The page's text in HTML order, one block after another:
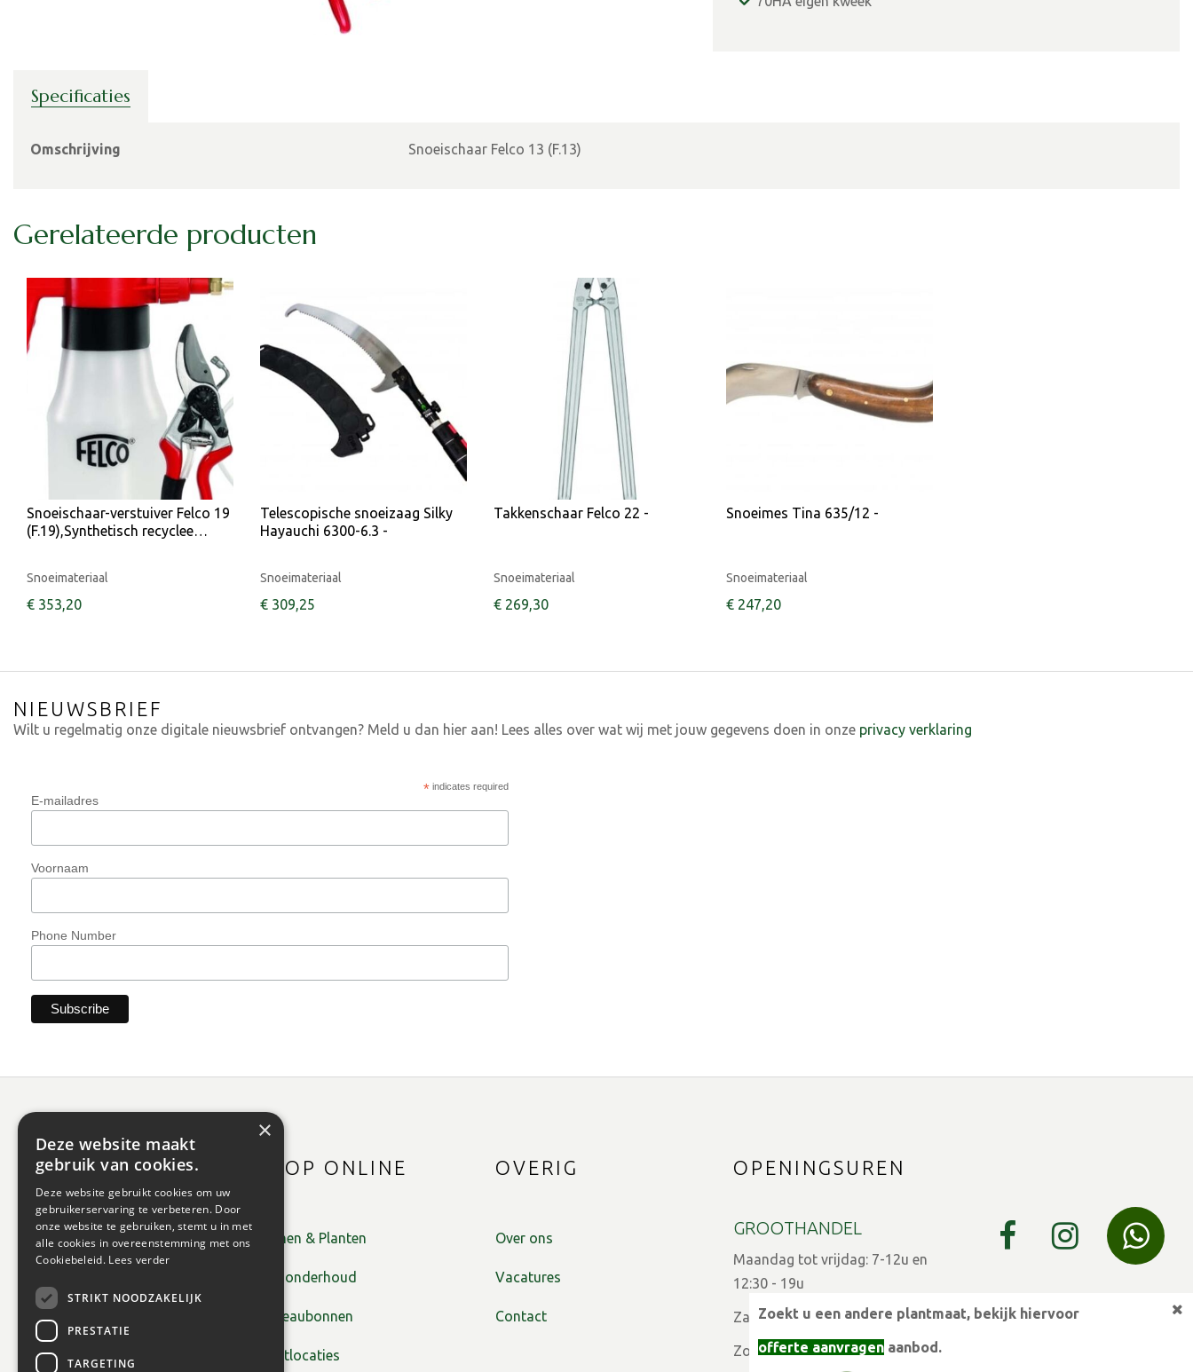
Specificaties
Omschrijving Snoeischaar Felco 13 (F.13)
Gerelateerde producten
Snoeischaar-verstuiver Felco 19
(F.19),Synthetisch recyclee…
Snoeimateriaal
€ 353,20
Telescopische snoeizaag Silky
Hayauchi 6300-6.3 -
Snoeimateriaal
€ 309,25
Takkenschaar Felco 22 -
Snoeimateriaal
€ 269,30
Snoeimes Tina 635/12 -
Snoeimateriaal
€ 247,20
NIEUWSBRIEF
Wilt u regelmatig onze digitale nieuwsbrief ontvangen? Meld u dan hier aan! Lees alles over wat wij met jouw gegevens doen in onze privacy verklaring
*indicates required
E-mailadres
Voornaam
Phone Number
SHOP ONLINE
Bomen & Planten
Tuinonderhoud
Cadeaubonnen
Plantlocaties
OVERIG
Over ons
Vacatures
Contact
OPENINGSUREN
GROOTHANDEL
Maandag tot vrijdag: 7-12u en
12:30 - 19u
Zaterdag: 7-12u en 13-15u
Zon- en feestdagen gesloten
Zoekt u een andere plantmaat, bekijk hiervoor
offerte aanvragen aanbod.
×
Deze website maakt
gebruik van cookies.
Deze website gebruikt cookies om uw
gebruikerservaring te verbeteren. Door
onze website te gebruiken, stemt u in met
alle cookies in overeenstemming met ons
Cookiebeleid. Lees verder
STRIKT NOODZAKELIJK
PRESTATIE
TARGETING